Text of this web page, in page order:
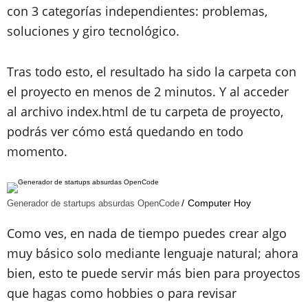
con 3 categorías independientes: problemas,
soluciones y giro tecnológico.
Tras todo esto, el resultado ha sido la carpeta con
el proyecto en menos de 2 minutos. Y al acceder
al archivo index.html de tu carpeta de proyecto,
podrás ver cómo está quedando en todo
momento.
Generador de startups absurdas OpenCode Computer Hoy
Como ves, en nada de tiempo puedes crear algo
muy básico solo mediante lenguaje natural; ahora
bien, esto te puede servir más bien para proyectos
que hagas como hobbies o para revisar